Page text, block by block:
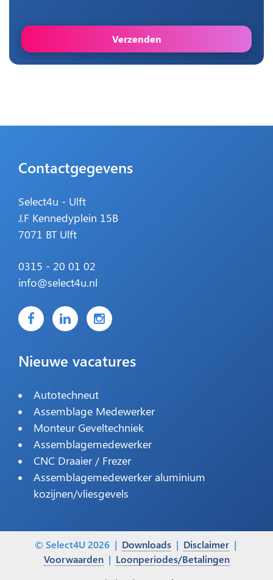
Verzenden
Contactgegevens
Select4u - Ulft
J.F Kennedyplein 15B
7071 BT Ulft
0315 - 20 01 02
info@select4u.nl
Nieuwe vacatures
Autotechneut
Assemblage Medewerker
Monteur Geveltechniek
Assemblagemedewerker
CNC Draaier / Frezer
Assemblagemedewerker aluminium
kozijnen/vliesgevels
© Select4U 2026 | Downloads| Disclaimer|
Voorwaarden| Loonperiodes/Betalingen